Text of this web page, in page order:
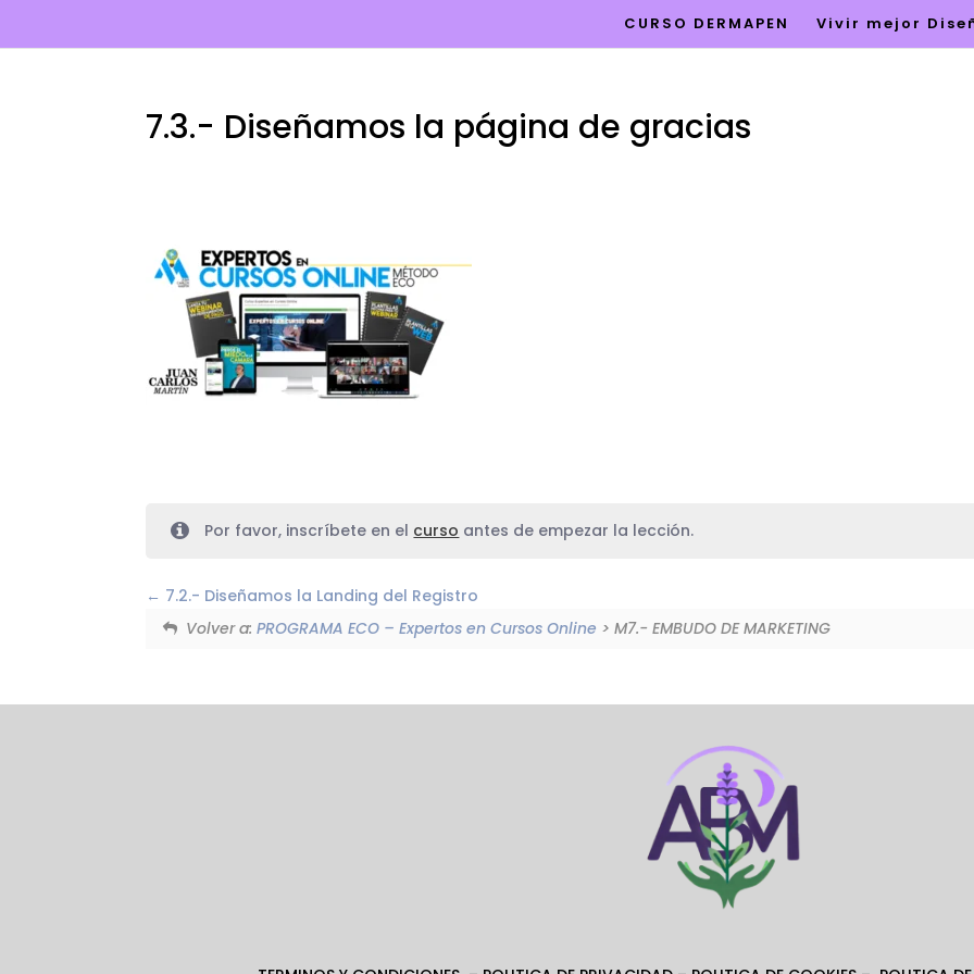
CURSO DERMAPEN Vivir mejor
7.3.- Diseñamos la página de gracias
Por favor, inscríbete en el curso antes de empezar la lección.
7.2.- Diseñamos la Landing del Registro
Volver a:PROGRAMA ECO – Expertos en Cursos Online > M7.- EMBUDO DE MARKETING